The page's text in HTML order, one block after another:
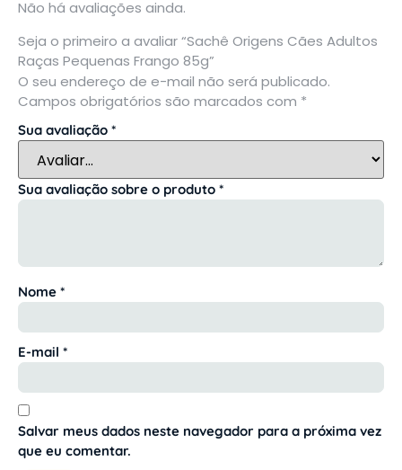
Não há avaliações ainda.
Seja o primeiro a avaliar “Sachê Origens Cães Adultos
Raças Pequenas Frango 85g”
O seu endereço de e-mail não será publicado.
Campos obrigatórios são marcados com *
Sua avaliação *
Sua avaliação sobre o produto *
Nome *
E-mail *
Salvar meus dados neste navegador para a próxima vez
que eu comentar.